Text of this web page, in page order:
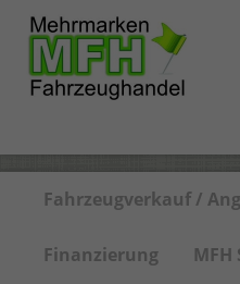
Fahrzeugverkauf /
Finanzierung